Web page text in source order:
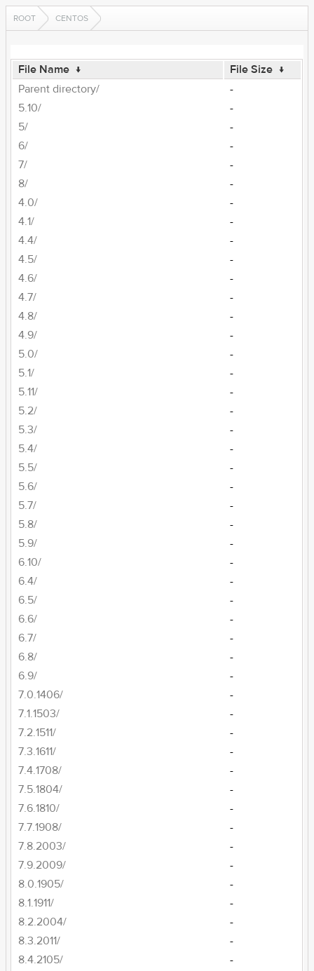
ROOT CENTOS
File Name ↓ File Size ↓
Parent directory/
-
5.10/
-
5/
-
6/
-
7/
-
8/
-
4.0/
-
4.1/
-
4.4/
-
4.5/
-
4.6/
-
4.7/
-
4.8/
-
4.9/
-
5.0/
-
5.1/
-
5.11/
-
5.2/
-
5.3/
-
5.4/
-
5.5/
-
5.6/
-
5.7/
-
5.8/
-
5.9/
-
6.10/
-
6.4/
-
6.5/
-
6.6/
-
6.7/
-
6.8/
-
6.9/
-
7.0.1406/
-
7.1.1503/
-
7.2.1511/
-
7.3.1611/
-
7.4.1708/
-
7.5.1804/
-
7.6.1810/
-
7.7.1908/
-
7.8.2003/
-
7.9.2009/
-
8.0.1905/
-
8.1.1911/
-
8.2.2004/
-
8.3.2011/
-
8.4.2105/
-